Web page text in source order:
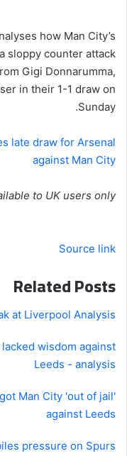
how Man City’s
sloppy counter attack
Gigi Donnarumma,
in their 1-1 draw on
Sunday.
late draw for Arsenal
against Man City
to UK users only.
Source link
Related Posts
at Liverpool Analysis
wisdom against
Leeds - analysis
Man City 'out of jail'
against Leeds
pressure on Spurs